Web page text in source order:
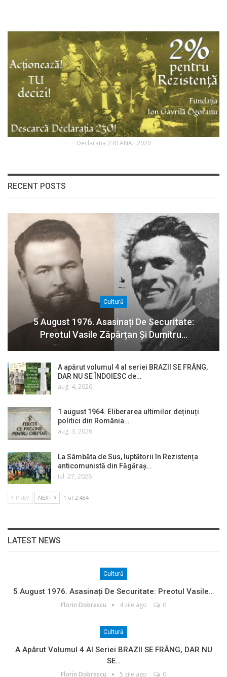
Declaratia 230 ANAF 2020
RECENT POSTS
Cultură
5 August 1976. Asasinați De Securitate:
Preotul Vasile Zăpârțan Și Dumitru…
A apărut volumul 4 al seriei BRAZII SE FRÂNG,
DAR NU SE ÎNDOIESC de…
aug. 4, 2026
1 august 1964. Eliberarea ultimilor deținuți
politici din România…
aug. 3, 2026
La Sâmbăta de Sus, luptătorii în Rezistența
anticomunistă din Făgăraș…
iul. 27, 2026
PREV NEXT 1 of 2.484
LATEST NEWS
Cultură
5 August 1976. Asasinați De Securitate: Preotul Vasile…
Florin Dobrescu 4 zile ago 0
Cultură
A Apărut Volumul 4 Al Seriei BRAZII SE FRÂNG, DAR NU
SE…
Florin Dobrescu 5 zile ago 0